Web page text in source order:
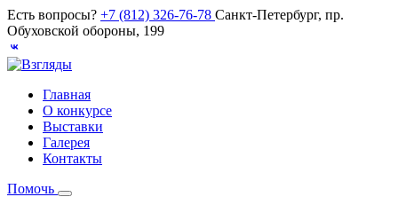
Есть вопросы? +7 (812) 326-76-78 Санкт-Петербург, пр.
Обуховской обороны, 199
Главная
О конкурсе
Выставки
Галерея
Контакты
Помочь